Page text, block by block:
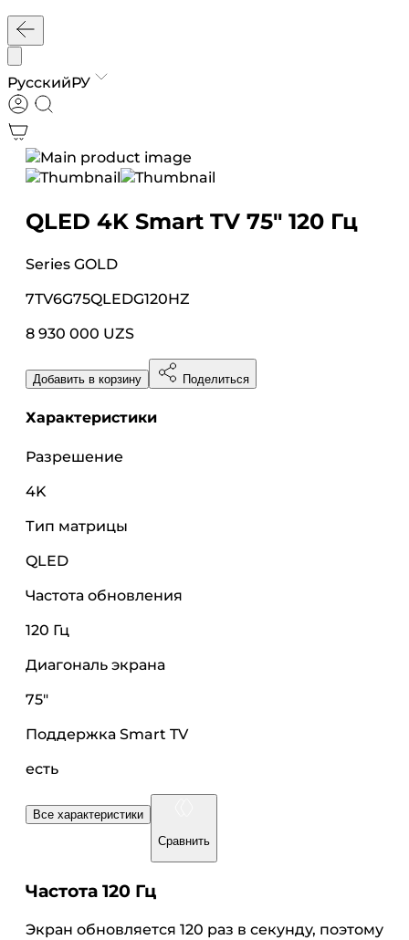
РусскийРУ
QLED 4K Smart TV 75″ 120 Гц
Series GOLD
7TV6G75QLEDG120HZ
8 930 000 UZS
Добавить в корзину Поделиться
Характеристики
Разрешение
4K
Тип матрицы
QLED
Частота обновления
120 Гц
Диагональ экрана
75"
Поддержка Smart TV
есть
Все характеристики
Сравнить
Частота 120 Гц
Экран обновляется 120 раз в секунду, поэтому